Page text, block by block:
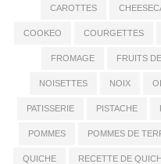
CAROTTES
COOKEO COURGETTES
FROMAGE FRUITS
NOISETTES NOIX
PATISSERIE PISTACHE
POMMES POMMES DE
QUICHE RECETTE DE